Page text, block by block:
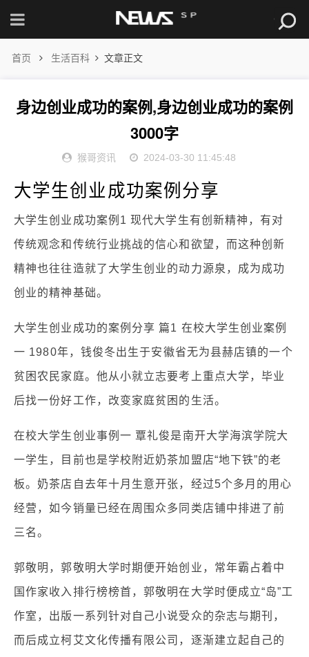
首页 生活百科 文章正文
身边创业成功的案例,身边创业成功的案例
3000字
猴哥资讯 2024-03-30 11:45:48
大学生创业成功案例分享
大学生创业成功案例1 现代大学生有创新精神，有对
传统观念和传统行业挑战的信心和欲望，而这种创新
精神也往往造就了大学生创业的动力源泉，成为成功
创业的精神基础。
大学生创业成功的案例分享 篇1 在校大学生创业案例
一 1980年，钱俊冬出生于安徽省无为县赫店镇的一个
贫困农民家庭。他从小就立志要考上重点大学，毕业
后找一份好工作，改变家庭贫困的生活。
在校大学生创业事例一 覃礼俊是南开大学海滨学院大
一学生，目前也是学校附近奶茶加盟店“地下铁”的老
板。奶茶店自去年十月生意开张，经过5个多月的用心
经营，如今销量已经在周围众多同类店铺中排进了前
三名。
郭敬明，郭敬明大学时期便开始创业，常年霸占着中
国作家收入排行榜榜首，郭敬明在大学时便成立“岛”工
作室，出版一系列针对自己小说受众的杂志与期刊，
而后成立柯艾文化传播有限公司，逐渐建立起自己的